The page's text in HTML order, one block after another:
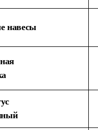
навесы